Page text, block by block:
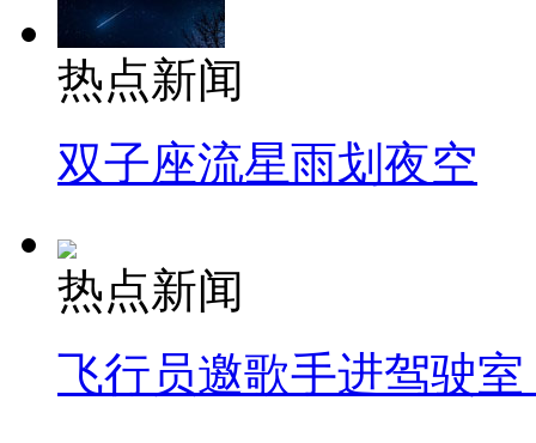
热点新闻
双子座流星雨划夜空
热点新闻
飞行员邀歌手进驾驶